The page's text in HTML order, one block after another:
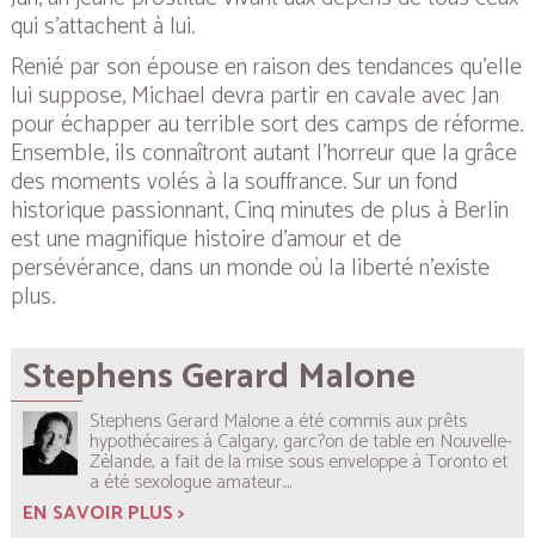
qui s’attachent à lui.
Renié par son épouse en raison des tendances qu’elle
lui suppose, Michael devra partir en cavale avec Jan
pour échapper au terrible sort des camps de réforme.
Ensemble, ils connaîtront autant l’horreur que la grâce
des moments volés à la souffrance. Sur un fond
historique passionnant, Cinq minutes de plus à Berlin
est une magnifique histoire d’amour et de
persévérance, dans un monde où la liberté n’existe
plus.
Stephens Gerard Malone
Stephens Gerard Malone a été commis aux prêts
hypothécaires à Calgary, garc?on de table en Nouvelle-
Zélande, a fait de la mise sous enveloppe à Toronto et
a été sexologue amateur....
EN SAVOIR PLUS >